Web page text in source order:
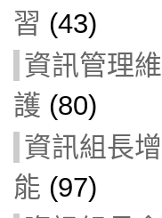
習 (43)
資訊管理維
護 (80)
資訊組長增
能 (97)